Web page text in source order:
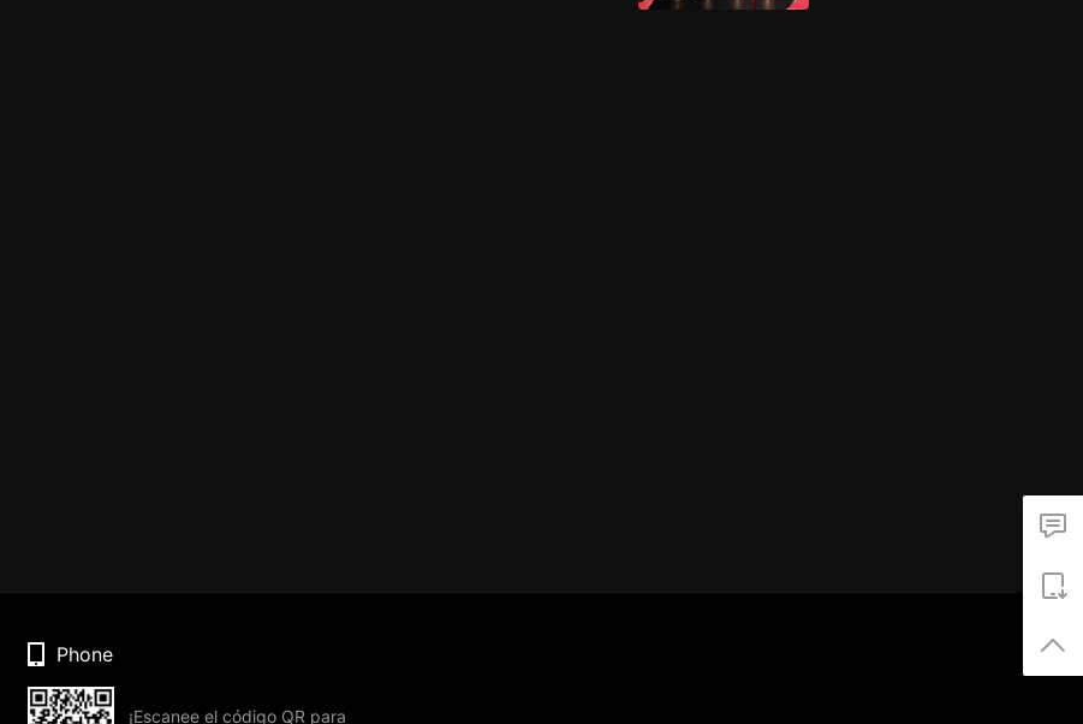
Phone
¡Escanee el código QR para